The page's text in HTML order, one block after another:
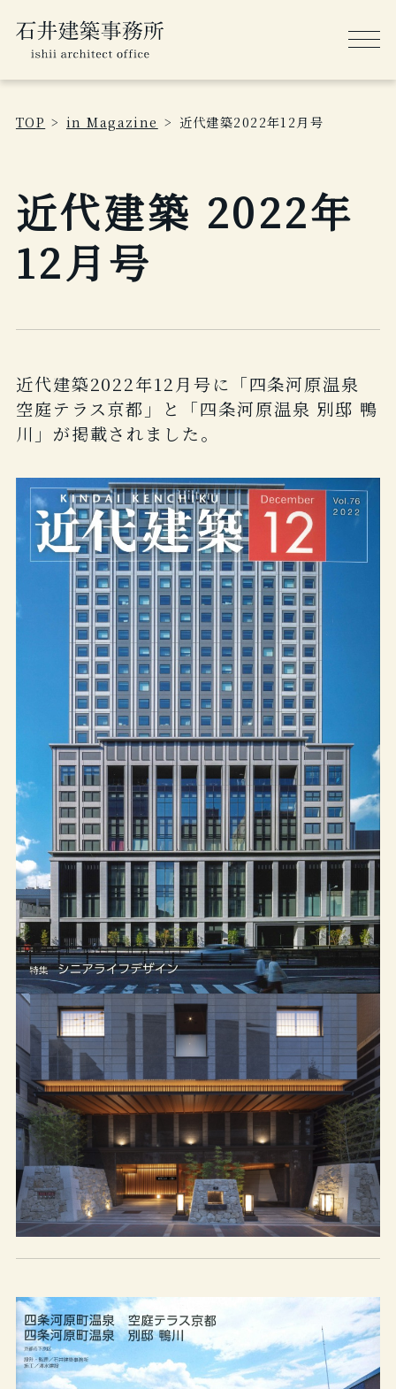
TOP in Magazine 近代建築2022年12月号
近代建築 2022年
12月号
近代建築2022年12月号に「四条河原温泉
空庭テラス京都」と「四条河原温泉 別邸 鴨
川」が掲載されました。